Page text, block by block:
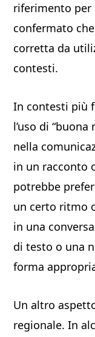
riferimento per
confermato
corretta da
contesti.
In contesti più
l’uso di
nella
in un racconto
potrebbe
un certo ritmo
in una
di testo o una
forma
Un altro
regionale. In